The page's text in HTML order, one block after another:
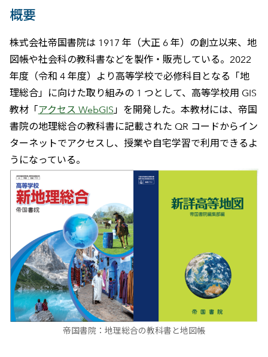
概要
株式会社帝国書院は 1917 年（大正 6 年）の創立以来、地
図帳や社会科の教科書などを製作・販売している。2022
年度（令和 4 年度）より高等学校で必修科目となる「地
理総合」に向けた取り組みの 1 つとして、高等学校用 GIS
教材「アクセス WebGIS」を開発した。本教材には、帝国
書院の地理総合の教科書に記載された QR コードからイン
ターネットでアクセスし、授業や自宅学習で利用できるよ
うになっている。
帝国書院：地理総合の教科書と地図帳